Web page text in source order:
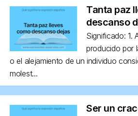
Tanta paz
descanso
Significado: 1.
producido por
o el alejamiento de un individuo
molest...
Ser un